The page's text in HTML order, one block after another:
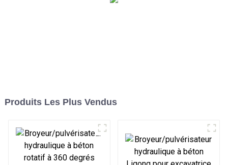
Produits Les Plus Vendus